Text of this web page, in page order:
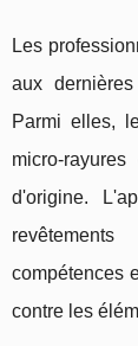
Les
aux
Parmi elles,
micro-
d'origine.
compétences
contre les